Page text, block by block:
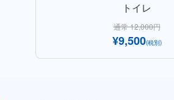
トイレ
通常 12,000円
¥9,500(税別)